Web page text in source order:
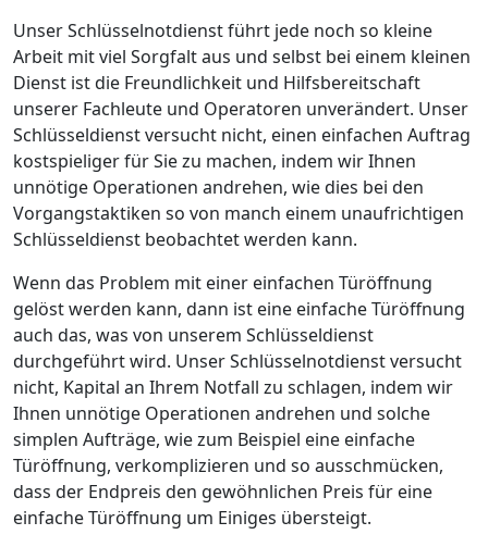
Unser Schlüsselnotdienst führt jede noch so kleine
Arbeit mit viel Sorgfalt aus und selbst bei einem kleinen
Dienst ist die Freundlichkeit und Hilfsbereitschaft
unserer Fachleute und Operatoren unverändert. Unser
Schlüsseldienst versucht nicht, einen einfachen Auftrag
kostspieliger für Sie zu machen, indem wir Ihnen
unnötige Operationen andrehen, wie dies bei den
Vorgangstaktiken so von manch einem unaufrichtigen
Schlüsseldienst beobachtet werden kann.
Wenn das Problem mit einer einfachen Türöffnung
gelöst werden kann, dann ist eine einfache Türöffnung
auch das, was von unserem Schlüsseldienst
durchgeführt wird. Unser Schlüsselnotdienst versucht
nicht, Kapital an Ihrem Notfall zu schlagen, indem wir
Ihnen unnötige Operationen andrehen und solche
simplen Aufträge, wie zum Beispiel eine einfache
Türöffnung, verkomplizieren und so ausschmücken,
dass der Endpreis den gewöhnlichen Preis für eine
einfache Türöffnung um Einiges übersteigt.